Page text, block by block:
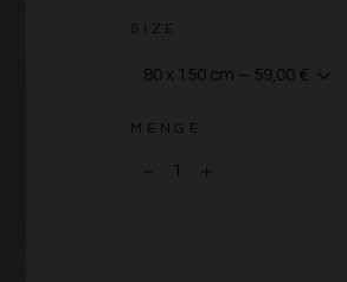
SIZE
MENGE